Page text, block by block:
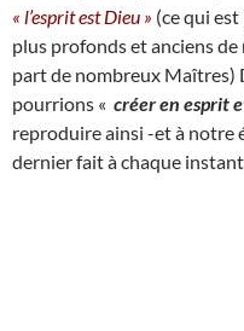
« l’esprit est Dieu » (ce qui
plus profonds et anciens
part de nombreux Maîtres)
pourrions « créer en esprit
reproduire ainsi -et à notre
dernier fait à chaque